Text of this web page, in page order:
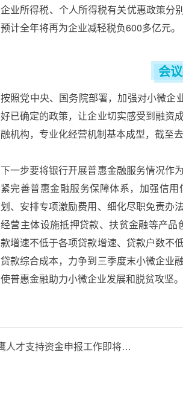
企业所得税、个人所得税有关优惠政策分
预计全年将再为企业减轻税负600多亿元。
会
按照党中央、国务院部署，加强对小微企
好已确定的政策，让企业切实感受到融资成
融机构，专业化经营机制基本成型，截至
下一步要将银行开展普惠金融服务情况作
紧完善普惠金融服务保障体系，加强信
划、安排专项激励费用、细化尽职免责办
经营主体设施抵押贷款、扶贫金融等产
款增速不低于各项贷款增速、贷款户数不
贷款综合成本，力争到三季度末小微企业
使普惠金融助力小微企业发展和脱贫攻坚。
定了！雏鹰人才支持资金申报工作即将开始